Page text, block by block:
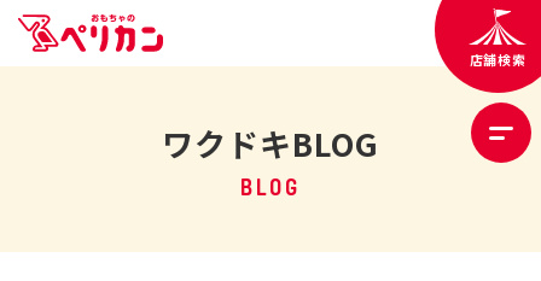
店舗検索
ワクドキBLOG
BLOG